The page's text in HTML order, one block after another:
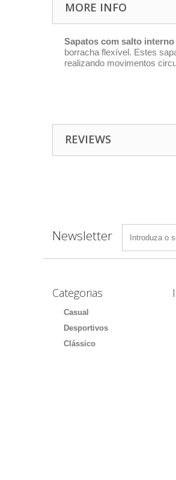
MORE INFO
Sapatos com salto interno
borracha flexível. Estes
realizando movimentos
REVIEWS
Newsletter
Categorias
Casual
Desportivos
Clássico